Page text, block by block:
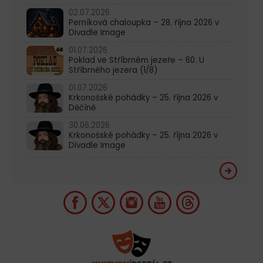
02.07.2026
Perníková chaloupka – 28. října 2026 v
Divadle Image
01.07.2026
Poklad ve Stříbrném jezeře – 60. U
Stříbrného jezera (1/8)
01.07.2026
Krkonošské pohádky – 25. října 2026 v
Děčíně
30.06.2026
Krkonošské pohádky – 25. října 2026 v
Divadle Image